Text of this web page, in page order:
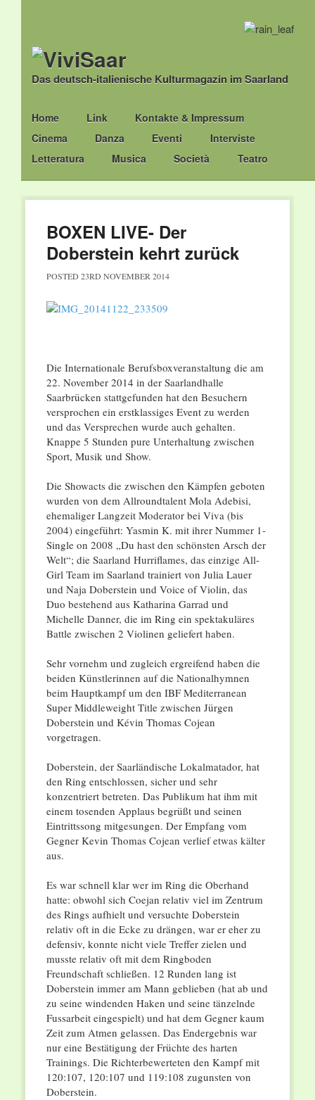
Das deutsch-italienische Kulturmagazin im Saarland
Main menu
Skip
to
content
Home Link
Kontakte & Impressum
Cinema
Danza Eventi
Interviste
Letteratura
Musica Società Teatro
BOXEN LIVE- Der
Doberstein kehrt zurück
POSTED 23RD NOVEMBER 2014
Die Internationale Berufsboxveranstaltung die am
22. November 2014 in der Saarlandhalle
Saarbrücken stattgefunden hat den Besuchern
versprochen ein erstklassiges Event zu werden
und das Versprechen wurde auch gehalten.
Knappe 5 Stunden pure Unterhaltung zwischen
Sport, Musik und Show.
Die Showacts die zwischen den Kämpfen geboten
wurden von dem Allroundtalent Mola Adebisi,
ehemaliger Langzeit Moderator bei Viva (bis
2004) eingeführt: Yasmin K. mit ihrer Nummer 1-
Single on 2008 „Du hast den schönsten Arsch der
Welt“; die Saarland Hurriflames, das einzige All-
Girl Team im Saarland trainiert von Julia Lauer
und Naja Doberstein und Voice of Violin, das
Duo bestehend aus Katharina Garrad und
Michelle Danner, die im Ring ein spektakuläres
Battle zwischen 2 Violinen geliefert haben.
Sehr vornehm und zugleich ergreifend haben die
beiden Künstlerinnen auf die Nationalhymnen
beim Hauptkampf um den IBF Mediterranean
Super Middleweight Title zwischen Jürgen
Doberstein und Kévin Thomas Cojean
vorgetragen.
Doberstein, der Saarländische Lokalmatador, hat
den Ring entschlossen, sicher und sehr
konzentriert betreten. Das Publikum hat ihm mit
einem tosenden Applaus begrüßt und seinen
Eintrittssong mitgesungen. Der Empfang vom
Gegner Kevin Thomas Cojean verlief etwas kälter
aus.
Es war schnell klar wer im Ring die Oberhand
hatte: obwohl sich Coejan relativ viel im Zentrum
des Rings aufhielt und versuchte Doberstein
relativ oft in die Ecke zu drängen, war er eher zu
defensiv, konnte nicht viele Treffer zielen und
musste relativ oft mit dem Ringboden
Freundschaft schließen. 12 Runden lang ist
Doberstein immer am Mann geblieben (hat ab und
zu seine windenden Haken und seine tänzelnde
Fussarbeit eingespielt) und hat dem Gegner kaum
Zeit zum Atmen gelassen. Das Endergebnis war
nur eine Bestätigung der Früchte des harten
Trainings. Die Richterbewerteten den Kampf mit
120:107, 120:107 und 119:108 zugunsten von
Doberstein.